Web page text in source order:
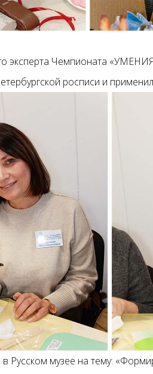
эксперта Чемпионата
росписи и
Русском музее на тему: